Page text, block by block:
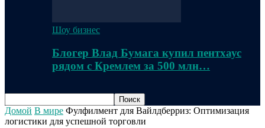
Шоу бизнес
Блогер Влад Бумага купил пентхаус
рядом с Кремлем за 500 млн…
Домой В мире Фулфилмент для Вайлдберриз: Оптимизация
логистики для успешной торговли